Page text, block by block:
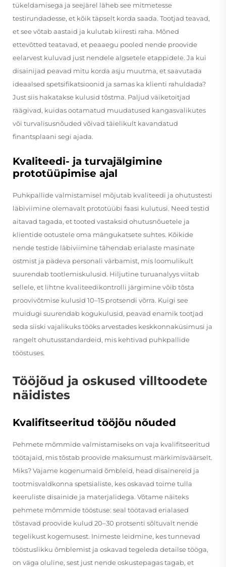
tükeldamisega ja seejärel läheb see mitmetesse
testirundadesse, et kõik täpselt korda saada. Tootjad teavad,
et see võtab aastaid ja kulutab kiiresti raha. Mõned
ettevõtted teatavad, et peaaegu pooled nende proovide
eelarvest kuluvad just nendele algsetele etappidele. Ja kui
disainijad peavad mitu korda asju muutma, et saavutada
ideaalsed spetsifikatsioonid ja samas ka klienti rahuldada?
Just siis hakatakse kulusid tõstma. Paljud väiketoitjad
räägivad, kuidas ootamatud muudatused kangasvalikutes
või turvalisusnõuded võivad täielikult kavandatud
finantsplaani segi ajada.
Kvaliteedi- ja turvajälgimine
prototüüpimise ajal
Puhkpallide valmistamisel mõjutab kvaliteedi ja ohutustesti
läbiviimine olemavalt prototüübi faasi kulutusi. Need testid
aitavad tagada, et tooted vastaksid ohutusnõuetele ja
klientide ootustele oma mängukatsete suhtes. Kõikide
nende testide läbiviimine tähendab erialaste masinate
ostmist ja pädeva personali värbamist, mis loomulikult
suurendab tootlemiskulusid. Hiljutine turuanalyys viitab
sellele, et lihtne kvaliteedikontrolli järgimine võib tõsta
proovivõtmise kulusid 10–15 protsendi võrra. Kuigi see
muidugi suurendab kogukulusid, peavad enamik tootjad
seda siiski vajalikuks tööks arvestades keskkonnaküsimusi ja
rangelt ohutusstandardeid, mis kehtivad puhkpallide
tööstuses.
Tööjõud ja oskused villtoodete
näidistes
Kvalifitseeritud tööjõu nõuded
Pehmete mõmmide valmistamiseks on vaja kvalifitseeritud
töötajaid, mis tõstab proovide maksumust märkimisväärselt.
Miks? Vajame kogenumaid õmbleid, head disainereid ja
tootmisvaldkonna spetsialiste, kes oskavad toime tulla
keeruliste disainide ja materjalidega. Võtame näiteks
pehmete mõmmide tööstuse: seal töötavad erialased
tõstavad proovide kulud 20–30 protsenti sõltuvalt nende
tegelikust kogemusest. Inimeste leidmine, kes tunnevad
tööstuslikku õmblemist ja oskavad tegeleda detailse tööga,
on väga oluline, sest just nende oskustepagas tagab, et